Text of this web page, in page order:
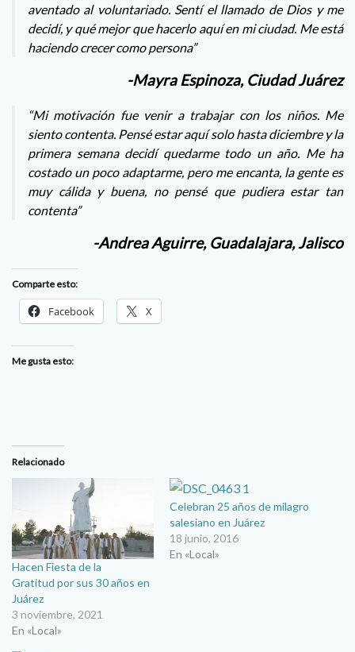
aventado al voluntariado. Sentí el llamado de Dios y me
decidí, y qué mejor que hacerlo aquí en mi ciudad. Me está
haciendo crecer como persona”
-Mayra Espinoza, Ciudad Juárez
“Mi motivación fue venir a trabajar con los niños. Me
siento contenta. Pensé estar aquí solo hasta diciembre y la
primera semana decidí quedarme todo un año. Me ha
costado un poco adaptarme, pero me encanta, la gente es
muy cálida y buena, no pensé que pudiera estar tan
contenta”
-Andrea Aguirre, Guadalajara, Jalisco
Comparte esto:
Facebook X
Me gusta esto:
Relacionado
Hacen Fiesta de la
Gratitud por sus 30 años en
Juárez
3 noviembre, 2021
En «Local»
Celebran 25 años de milagro
salesiano en Juárez
18 junio, 2016
En «Local»